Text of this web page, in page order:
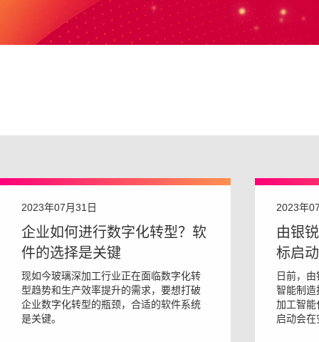
2023年07月31日
企业如何进行数字化转型？软
件的选择是关键
现如今玻璃深加工行业正在面临数字化转
型趋势和生产效率提升的需求，要想打破
企业数字化转型的瓶颈，合适的软件系统
是关键。
2023年
由银
标启
日前，
智能制造
加工智能
启动会